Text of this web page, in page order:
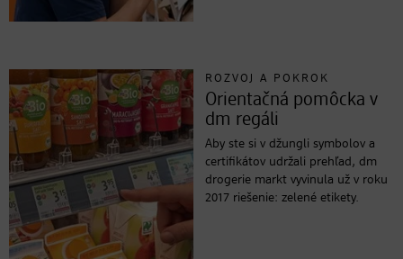
ROZVOJ A POKROK
Orientačná pomôcka v
dm regáli
Aby ste si v džungli symbolov a
certifikátov udržali prehľad, dm
drogerie markt vyvinula už v roku
2017 riešenie: zelené etikety.